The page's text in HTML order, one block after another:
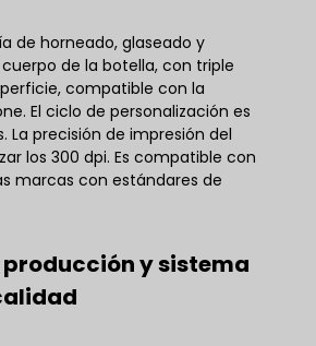
de horneado, glaseado y
de la botella, con triple
compatible con la
El ciclo de personalización es
La precisión de impresión del
los 300 dpi. Es compatible con
marcas con estándares de
y sistema